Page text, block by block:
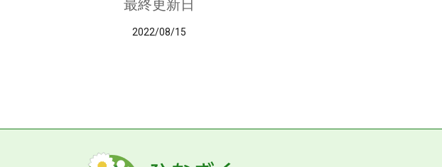
最終更新日
2022/08/15